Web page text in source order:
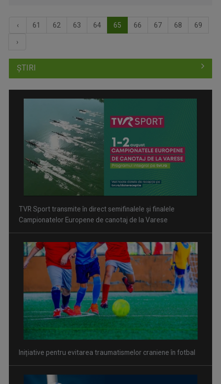
‹ 61 62 63 64 65 66 67 68 69
›
ȘTIRI
TVR Sport transmite în direct semifinalele și finalele
Campionatelor Europene de canotaj de la Varese
Inițiative pentru evitarea traumatismelor craniene în fotbal